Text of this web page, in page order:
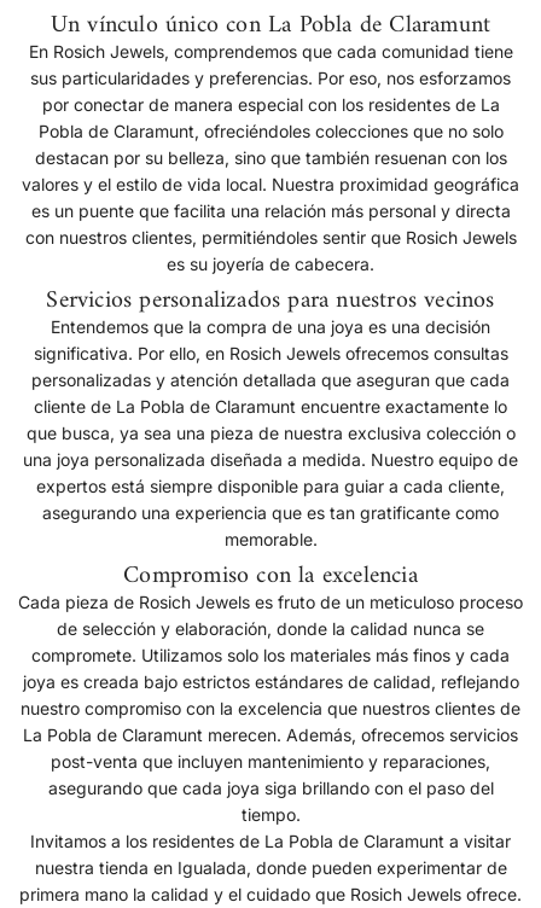
Un vínculo único con La Pobla de Claramunt
En Rosich Jewels, comprendemos que cada comunidad tiene
sus particularidades y preferencias. Por eso, nos esforzamos
por conectar de manera especial con los residentes de La
Pobla de Claramunt, ofreciéndoles colecciones que no solo
destacan por su belleza, sino que también resuenan con los
valores y el estilo de vida local. Nuestra proximidad geográfica
es un puente que facilita una relación más personal y directa
con nuestros clientes, permitiéndoles sentir que Rosich Jewels
es su joyería de cabecera.
Servicios personalizados para nuestros vecinos
Entendemos que la compra de una joya es una decisión
significativa. Por ello, en Rosich Jewels ofrecemos consultas
personalizadas y atención detallada que aseguran que cada
cliente de La Pobla de Claramunt encuentre exactamente lo
que busca, ya sea una pieza de nuestra exclusiva colección o
una joya personalizada diseñada a medida. Nuestro equipo de
expertos está siempre disponible para guiar a cada cliente,
asegurando una experiencia que es tan gratificante como
memorable.
Compromiso con la excelencia
Cada pieza de Rosich Jewels es fruto de un meticuloso proceso
de selección y elaboración, donde la calidad nunca se
compromete. Utilizamos solo los materiales más finos y cada
joya es creada bajo estrictos estándares de calidad, reflejando
nuestro compromiso con la excelencia que nuestros clientes de
La Pobla de Claramunt merecen. Además, ofrecemos servicios
post-venta que incluyen mantenimiento y reparaciones,
asegurando que cada joya siga brillando con el paso del
tiempo.
Invitamos a los residentes de La Pobla de Claramunt a visitar
nuestra tienda en Igualada, donde pueden experimentar de
primera mano la calidad y el cuidado que Rosich Jewels ofrece.